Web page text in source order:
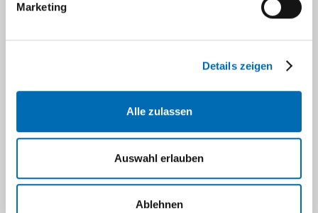
Marketing
Details zeigen
Alle zulassen
Auswahl erlauben
Ablehnen
Stoffwechselambulanz
Navigation